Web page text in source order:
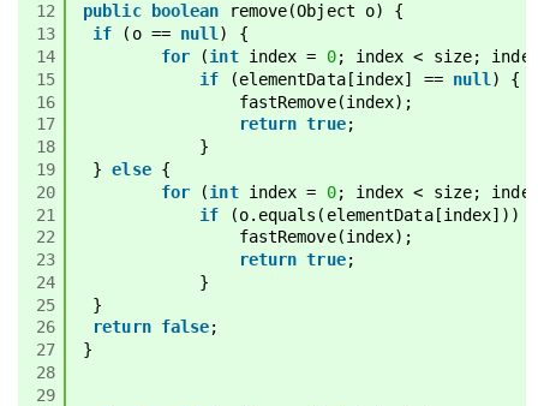
12
13
14
15
16
17
18
19
20
21
22
23
24
25
26
27
28
29
public boolean
remove(Object o) {
if
(o == null) {
for
(int index = 0; index < size;
if
(elementData[index] == null ) {
fastRemove(index);
return true;
}
} else {
for
(int index = 0; index < size;
if
(o.equals(elementData[index]))
fastRemove(index);
return true;
}
}
return false;
}